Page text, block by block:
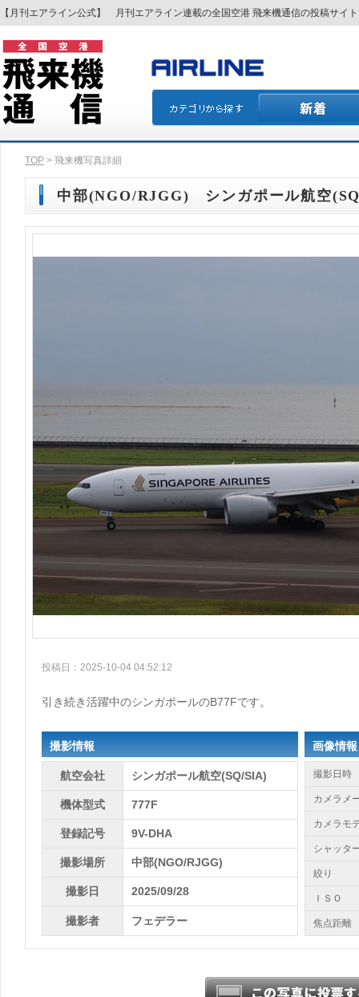
【月刊エアライン公式】 月刊エアライン連載の全国空港 飛来機通信の投稿サイ
TOP > 飛来機写真詳細
中部(NGO/RJGG) シンガポール航空
投稿日：2025-10-04 04:52:12
引き続き活躍中のシンガポールのB77Fです。
撮影情報
航空会社 シンガポール航空(SQ/SIA)
機体型式 777F
登録記号 9V-DHA
撮影場所 中部(NGO/RJGG)
撮影日 2025/09/28
撮影者 フェデラー
画像情報
撮影日時
カメラメ
カメラモ
シャッタ
絞り
ＩＳＯ
焦点距離